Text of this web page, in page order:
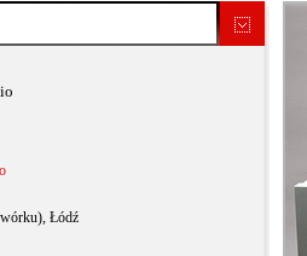
Łódź